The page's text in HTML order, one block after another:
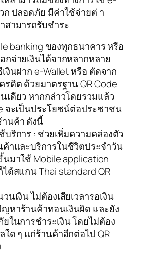
ก ปลอดภัย มีค่าใช้จ่ายต่ า
สามารถรับชำระ
banking ของทุกธนาคาร หรือ
กจ่ายเงินได้จากหลากหลาย
งินฝาก e-Wallet หรือ ตัดจาก
รดิต ด้วยมาตรฐาน QR Code
เดียว หากกล่าวโดยรวมแล้ว
จะเป็นประโยชน์ต่อประชาชน
านค้า ดังนี้
ริการ : ช่วยเพิ่มความคล่องตัว
าและบริการในชีวิตประจำวัน
มาใช้ Mobile application
ด้สแกน Thai standard QR
เงิน ไม่ต้องเสียเวลารอเงิน
หาร้านค้าทอนเงินผิด และยัง
ในการชำระเงิน โดยไม่ต้อง
ด ๆ แก่ร้านค้าอีกต่อไป QR